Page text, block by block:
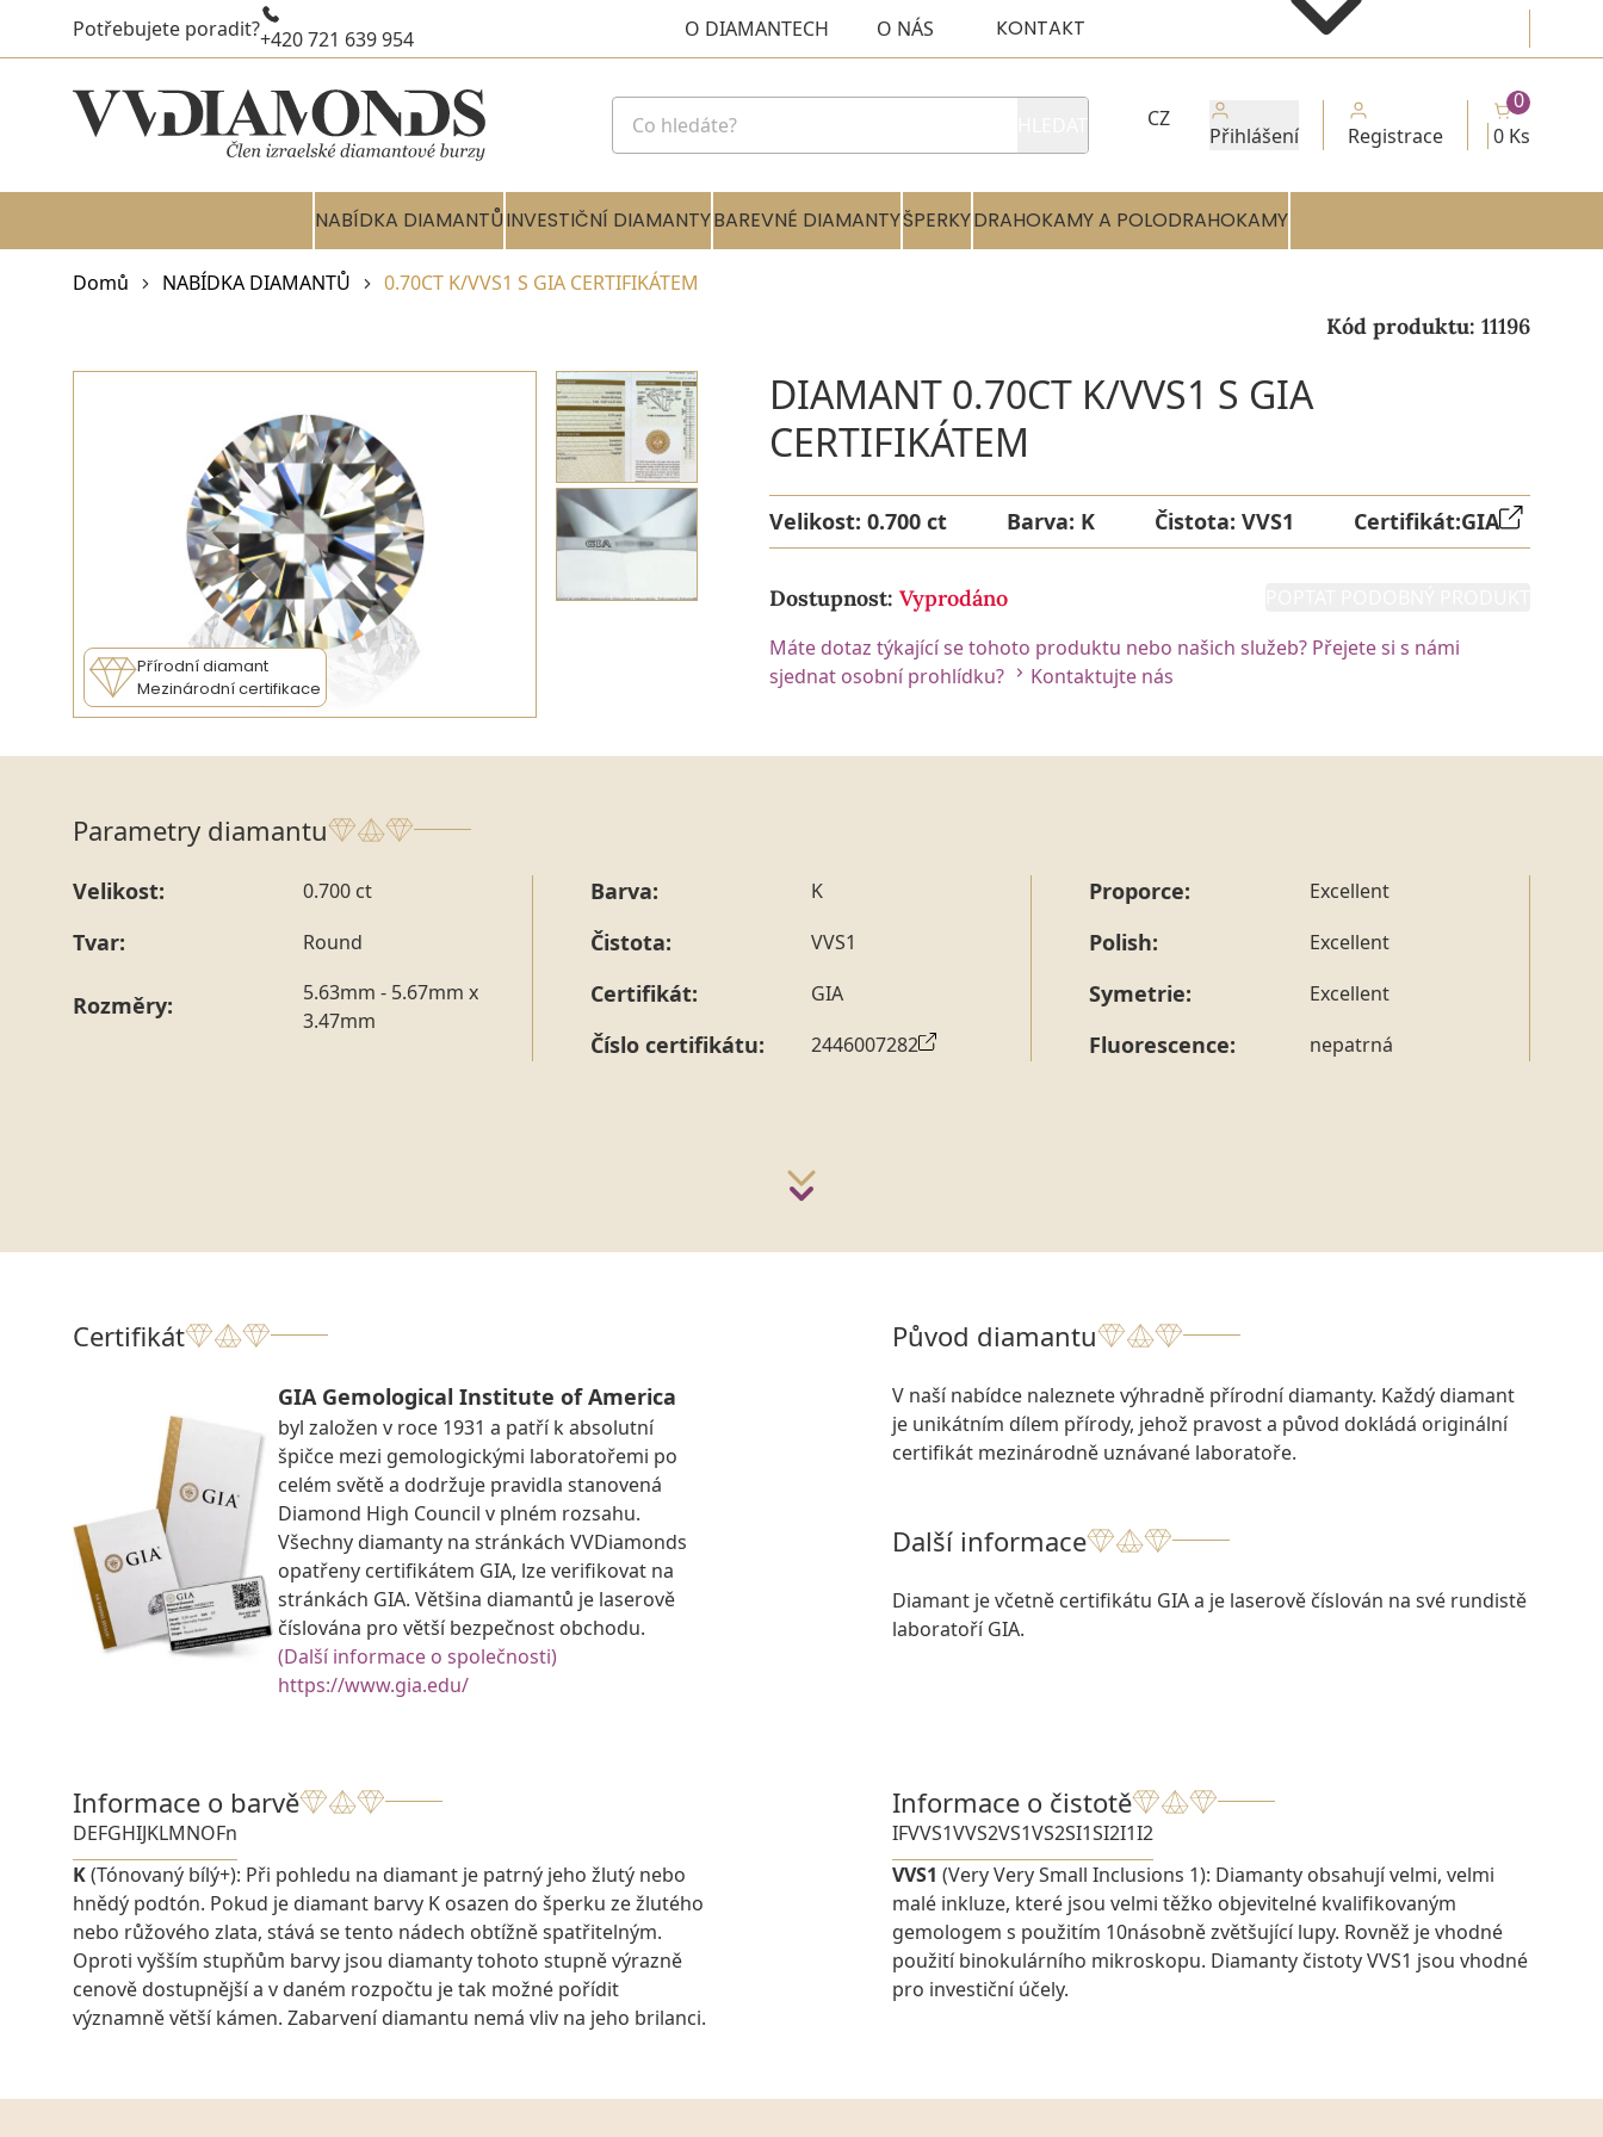
Potřebujete poradit?+420 721 639 954 O DIAMANTECH O NÁS KONTAKT
CZ
Přihlášení Registrace 0 Ks
0
NABÍDKA DIAMANTŮINVESTIČNÍ DIAMANTYBAREVNÉ DIAMANTYŠPERKYDRAHOKAMY A POLODRAHOKAMY
Domů NABÍDKA DIAMANTŮ 0.70CT K/VVS1 S GIA CERTIFIKÁTEM
Kód produktu: 11196
Přírodní diamant
Mezinárodní certifikace
DIAMANT 0.70CT K/VVS1 S GIA
CERTIFIKÁTEM
Velikost: 0.700 ct Barva: K Čistota: VVS1 Certifikát:GIA
Dostupnost: Vyprodáno
Máte dotaz týkající se tohoto produktu nebo našich služeb? Přejete si s námi
sjednat osobní prohlídku?
Kontaktujte nás
Parametry diamantu
Velikost: 0.700 ct
Tvar: Round
Rozměry:
5.63mm - 5.67mm x
3.47mm
Barva: K
Čistota: VVS1
Certifikát: GIA
Číslo certifikátu: 2446007282
Proporce: Excellent
Polish: Excellent
Symetrie: Excellent
Fluorescence: nepatrná
Certifikát
GIA Gemological Institute of America
byl založen v roce 1931 a patří k absolutní
špičce mezi gemologickými laboratořemi po
celém světě a dodržuje pravidla stanovená
Diamond High Council v plném rozsahu.
Všechny diamanty na stránkách VVDiamonds
opatřeny certifikátem GIA, lze verifikovat na
stránkách GIA. Většina diamantů je laserově
číslována pro větší bezpečnost obchodu.
(Další informace o společnosti)
https://www.gia.edu/
Původ diamantu
V naší nabídce naleznete výhradně přírodní diamanty. Každý diamant
je unikátním dílem přírody, jehož pravost a původ dokládá originální
certifikát mezinárodně uznávané laboratoře.
Další informace
Diamant je včetně certifikátu GIA a je laserově číslován na své rundistě
laboratoří GIA.
Informace o barvě
DEFGHIJKLMNOFn
K(Tónovaný bílý+): Při pohledu na diamant je patrný jeho žlutý nebo
hnědý podtón. Pokud je diamant barvy K osazen do šperku ze žlutého
nebo růžového zlata, stává se tento nádech obtížně spatřitelným.
Oproti vyšším stupňům barvy jsou diamanty tohoto stupně výrazně
cenově dostupnější a v daném rozpočtu je tak možné pořídit
významně větší kámen. Zabarvení diamantu nemá vliv na jeho brilanci.
Informace o čistotě
IFVVS1VVS2VS1VS2SI1SI2I1I2
VVS1 (Very Very Small Inclusions 1): Diamanty obsahují velmi, velmi
malé inkluze, které jsou velmi těžko objevitelné kvalifikovaným
gemologem s použitím 10násobně zvětšující lupy. Rovněž je vhodné
použití binokulárního mikroskopu. Diamanty čistoty VVS1 jsou vhodné
pro investiční účely.